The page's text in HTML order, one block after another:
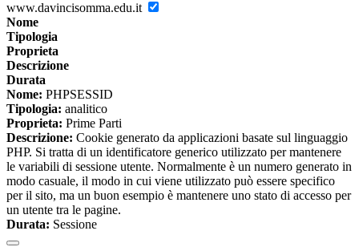
www.davincisomma.edu.it
Nome
Tipologia
Proprieta
Descrizione
Durata
Nome: PHPSESSID
Tipologia: analitico
Proprieta: Prime Parti
Descrizione: Cookie generato da applicazioni basate sul linguaggio
PHP. Si tratta di un identificatore generico utilizzato per mantenere
le variabili di sessione utente. Normalmente è un numero generato in
modo casuale, il modo in cui viene utilizzato può essere specifico
per il sito, ma un buon esempio è mantenere uno stato di accesso per
un utente tra le pagine.
Durata: Sessione